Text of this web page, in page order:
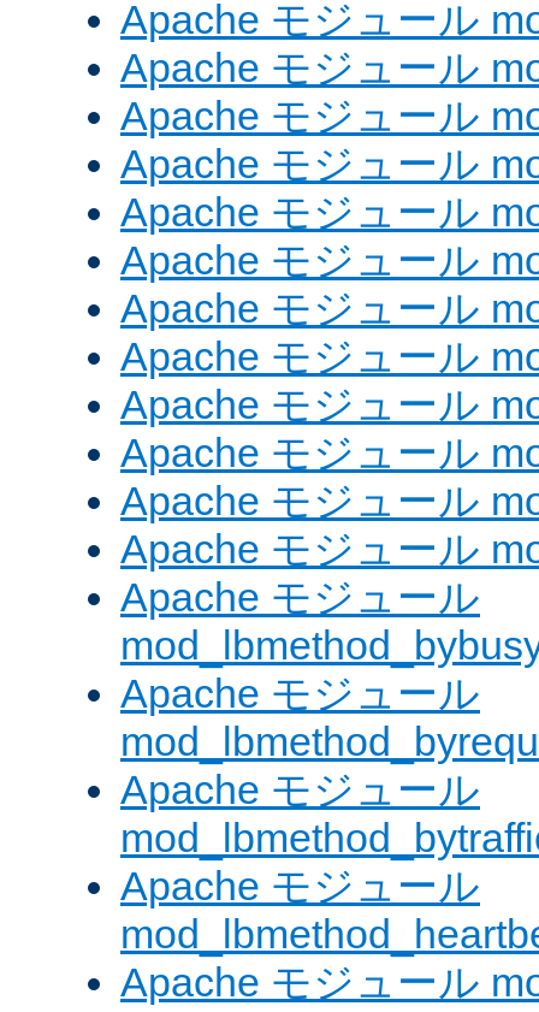
Apache モジュール
Apache モジュール
Apache モジュール
Apache モジュール
Apache モジュール
Apache モジュール
Apache モジュール
Apache モジュール
Apache モジュール
Apache モジュール
Apache モジュール
Apache モジュール
Apache モジュール
Apache モジュール
Apache モジュール
Apache モジュール
Apache モジュール